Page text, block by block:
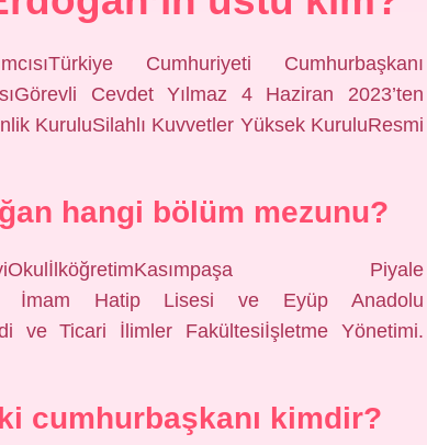
Cumhuriyeti Cumhurbaşkanı
Cevdet Yılmaz 4 Haziran 2023’ten
KuruluSilahlı Kuvvetler Yüksek KuruluResmi
hangi bölüm mezunu?
Piyale
İmam Hatip Lisesi ve Eyüp Anadolu
ve Ticari İlimler Fakültesiİşletme Yönetimi.
cumhurbaşkanı kimdir?